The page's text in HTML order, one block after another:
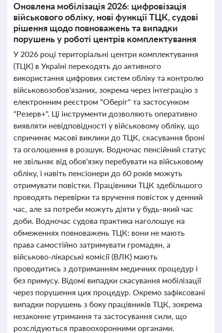
Оновлена мобілізація 2026: цифровізація
військового обліку, нові функції ТЦК, судові
рішення щодо повноважень та випадки
порушень у роботі центрів комплектування
У 2026 році територіальні центри комплектування
(ТЦК) в Україні переходять до активного
використання цифрових систем обліку та контролю
військовозобов'язаних, зокрема через інтеграцію з
електронним реєстром "Оберіг" та застосунком
"Резерв+". Ці інструменти дозволяють оперативно
виявляти невідповідності у військовому обліку, що
спричиняє масові виклики до ТЦК, скасування броні
та оголошення в розшук. Водночас пенсійний статус
не звільняє від обов'язку перебувати на військовому
обліку, і навіть пенсіонери до 60 років можуть
отримувати повістки. Працівники ТЦК здебільшого
проводять перевірки та вручення повісток у денний
час, але за потреби можуть діяти у будь-який час
доби. Водночас судова практика наголошує на
обмеженнях повноважень ТЦК: вони не мають
права самостійно затримувати громадян, а
військово-лікарські комісії (ВЛК) мають
проводитись з дотриманням медичних процедур і
без примусу. Відомі випадки скасування мобілізації
через порушення цих процедур. Окремо зафіксовані
випадки порушень з боку працівників ТЦК, зокрема
незаконне утримання та застосування сили, що
розслідуються правоохоронними органами.